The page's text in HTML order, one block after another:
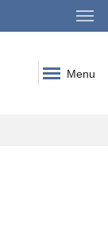
Menu